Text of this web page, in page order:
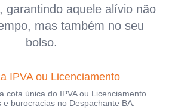
garantindo aquele alívio não
mas também no seu
bolso.
IPVA ou Licenciamento
cota única do IPVA ou Licenciamento
e burocracias no Despachante BA.